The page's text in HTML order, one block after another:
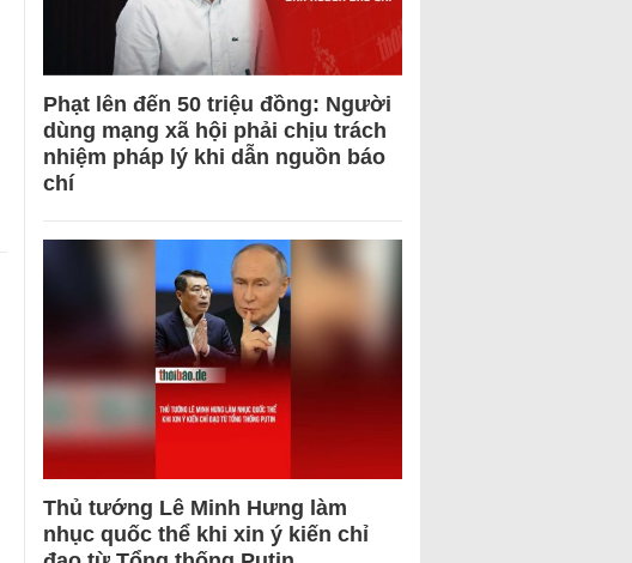
Phạt lên đến 50 triệu đồng: Người
dùng mạng xã hội phải chịu trách
nhiệm pháp lý khi dẫn nguồn báo
chí
Thủ tướng Lê Minh Hưng làm
nhục quốc thể khi xin ý kiến chỉ